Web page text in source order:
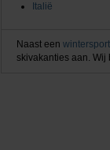
Italië
Naast een wintersport
skivakanties aan. Wij